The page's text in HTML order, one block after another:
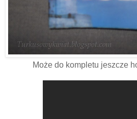
Może do kompletu jeszcze